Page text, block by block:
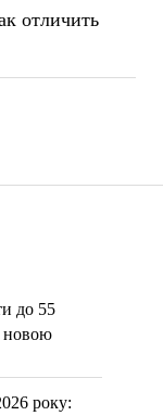
до 55
новою
року:
отличить